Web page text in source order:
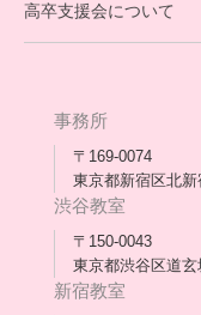
[家庭訪問カウンセリン
保護者交流だより一覧
会長コラム一覧
高卒支援会について
メディア出演
スタッフ紹介
合格・進路実績
事務所
〒169-0074
東京都新宿区北
渋谷教室
〒150-0043
東京都渋谷区道
新宿教室